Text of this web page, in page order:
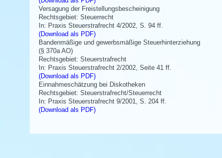
Versagung der Freistellungsbescheinigung
Rechtsgebiet: Steuerrecht
In: Praxis Steuerstrafrecht 4/2002, S. 94 ff.
(Download als PDF)
Bandenmäßige und gewerbsmäßige Steuerhinterziehung
(§ 370a AO)
Rechtsgebiet: Steuerstrafrecht
In: Praxis Steuerstrafrecht 2/2002, Seite 41 ff.
(Download als PDF)
Einnahmeschätzung bei Diskotheken
Rechtsgebiet: Steuerstrafrecht/Steuerrecht
In: Praxis Steuerstrafrecht 9/2001, S. 204 ff.
(Download als PDF)